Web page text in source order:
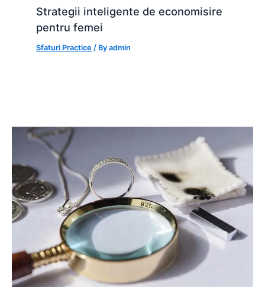
Strategii inteligente de economisire
pentru femei
Sfaturi Practice / Byadmin